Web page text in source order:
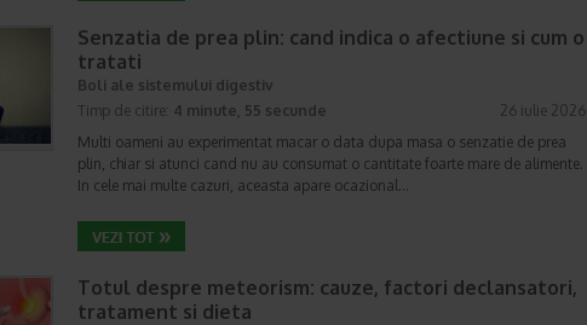
Senzatia de prea plin: cand indica o afectiune si cum o
tratati
Boli ale sistemului digestiv
Timp de citire: 4 minute, 55 secunde
26 iulie 2026
Multi oameni au experimentat macar o data dupa masa o senzatie de prea
plin, chiar si atunci cand nu au consumat o cantitate foarte mare de alimente.
In cele mai multe cazuri, aceasta apare ocazional…
Totul despre meteorism: cauze, factori declansatori,
tratament si dieta